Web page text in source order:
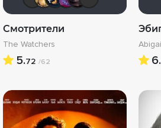
Смотрители
The Watchers
5.72 /62 6.